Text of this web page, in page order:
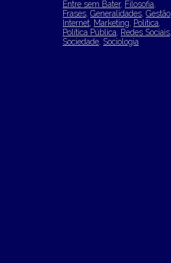
Entre sem Bater, Filosofia
Frases Generalidades Gestão
Internet Marketing Política
Política Pública
Redes Sociais
Sociedade Sociologia